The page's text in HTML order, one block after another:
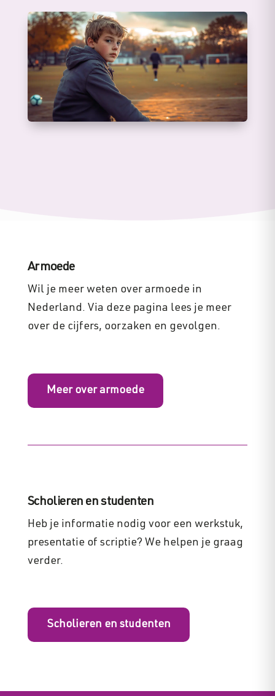
Armoede
Wil je meer weten over armoede in
Nederland. Via deze pagina lees je meer
over de cijfers, oorzaken en gevolgen.
Meer over armoede
Scholieren en studenten
Heb je informatie nodig voor een werkstuk,
presentatie of scriptie? We helpen je graag
verder.
Scholieren en studenten